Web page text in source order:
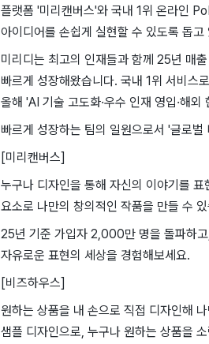
플랫폼 '미리캔버스'와 국내 1위 온라인
아이디어를 손쉽게 실현할 수 있도록 돕고
미리디는 최고의 인재들과 함께 25년 매
빠르게 성장해왔습니다. 국내 1위 서비스
올해 'AI 기술 고도화·우수 인재 영입·해
빠르게 성장하는 팀의 일원으로서 '글로
[미리캔버스]
누구나 디자인을 통해 자신의 이야기를
요소로 나만의 창의적인 작품을 만들 수
25년 기준 가입자 2,000만 명을 돌파하
자유로운 표현의 세상을 경험해보세요.
[비즈하우스]
원하는 상품을 내 손으로 직접 디자인해
샘플 디자인으로, 누구나 원하는 상품을